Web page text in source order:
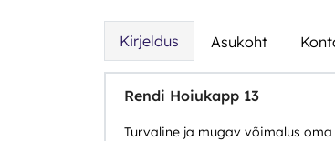
Kirjeldus Asukoht
Rendi Hoiukapp 13
Turvaline ja mugav võimalus